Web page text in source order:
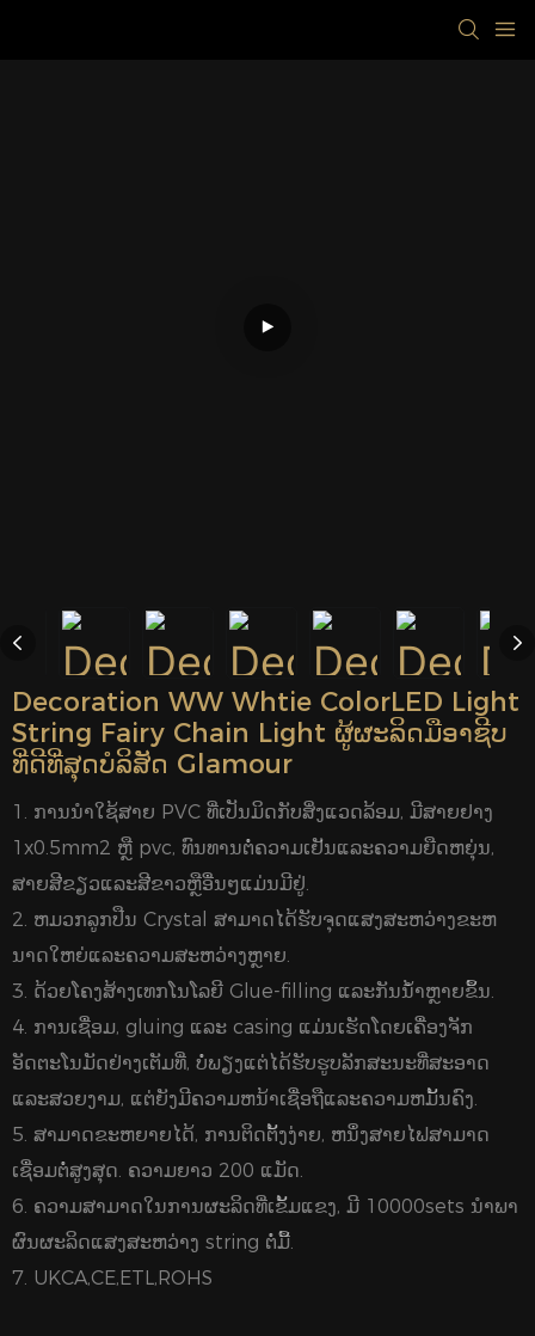
Decoration WW Whtie ColorLED Light
String Fairy Chain Light ຜູ້ຜະລິດມືອາຊີບ
ທີ່ດີທີ່ສຸດບໍລິສັດ Glamour
1. ການນໍາໃຊ້ສາຍ PVC ທີ່ເປັນມິດກັບສິ່ງແວດລ້ອມ, ມີສາຍຢາງ
1x0.5mm2 ຫຼື pvc, ທົນທານຕໍ່ຄວາມເຢັນແລະຄວາມຍືດຫຍຸ່ນ,
ສາຍສີຂຽວແລະສີຂາວຫຼືອື່ນໆແມ່ນມີຢູ່.
2. ຫມວກລູກປືນ Crystal ສາມາດໄດ້ຮັບຈຸດແສງສະຫວ່າງຂະຫ
ນາດໃຫຍ່ແລະຄວາມສະຫວ່າງຫຼາຍ.
3. ດ້ວຍໂຄງສ້າງເທກໂນໂລຍີ Glue-filling ແລະກັນນໍ້າຫຼາຍຂຶ້ນ.
4. ການເຊື່ອມ, gluing ແລະ casing ແມ່ນເຮັດໂດຍເຄື່ອງຈັກ
ອັດຕະໂນມັດຢ່າງເຕັມທີ່, ບໍ່ພຽງແຕ່ໄດ້ຮັບຮູບລັກສະນະທີ່ສະອາດ
ແລະສວຍງາມ, ແຕ່ຍັງມີຄວາມຫນ້າເຊື່ອຖືແລະຄວາມຫມັ້ນຄົງ.
5. ສາມາດຂະຫຍາຍໄດ້, ການຕິດຕັ້ງງ່າຍ, ຫນຶ່ງສາຍໄຟສາມາດ
ເຊື່ອມຕໍ່ສູງສຸດ. ຄວາມຍາວ 200 ແມັດ.
6. ຄວາມສາມາດໃນການຜະລິດທີ່ເຂັ້ມແຂງ, ມີ 10000sets ນໍາພາ
ຜົນຜະລິດແສງສະຫວ່າງ string ຕໍ່ມື້.
7. UKCA,CE,ETL,ROHS